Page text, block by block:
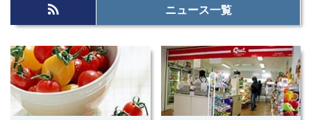
2026年07月30日(木)｜お知らせ｜千里山キャンパス｜イベント･
2026年07月28日(火)｜お知らせ｜千里山キャンパス
2026年8月管理栄養士のバランス弁当献立のお知らせ
2026年07月28日(火)｜千里山キャンパス｜高槻キャンパス
rss_feed ニュース一覧